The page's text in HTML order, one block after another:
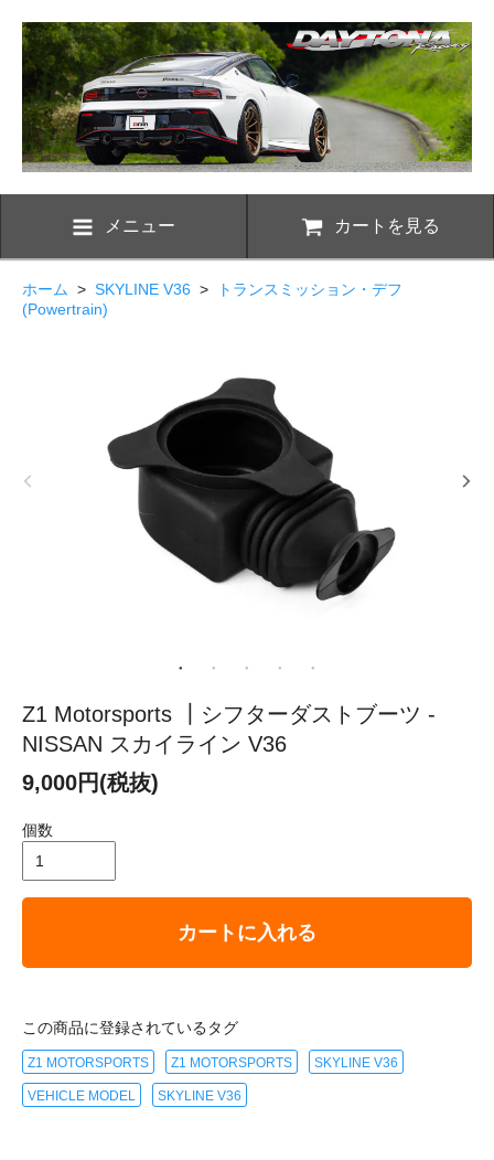
メニュー カートを見る
ホーム > SKYLINE V36 >
トランスミッション・デフ
(Powertrain)
Z1 Motorsports ┃シフターダストブーツ -
NISSAN スカイライン V36
9,000円(税抜)
個数
カートに入れる
この商品に登録されているタグ
Z1 MOTORSPORTS Z1 MOTORSPORTS SKYLINE V36
VEHICLE MODEL SKYLINE V36